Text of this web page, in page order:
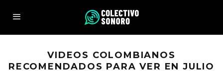
VIDEOS COLOMBIANOS
RECOMENDADOS PARA VER EN JULIO